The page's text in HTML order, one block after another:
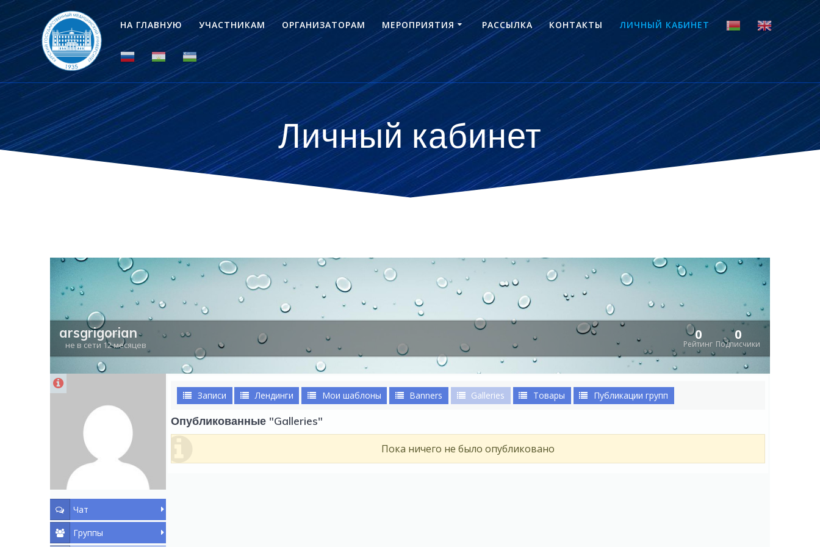
НА ГЛАВНУЮ УЧАСТНИКАМ ОРГАНИЗАТОРАМ МЕРОПРИЯТИЯ РАССЫЛКА КОНТАКТЫ ЛИЧНЫЙ КАБИНЕТ
Личный кабинет
arsgrigorian
не в сети 12 месяцев Рейтинг
0
Подписчики
0
Чат
Группы
Записи Лендинги Мои шаблоны Banners Galleries Товары Публикации групп
Опубликованные "Galleries"
Пока ничего не было опубликовано